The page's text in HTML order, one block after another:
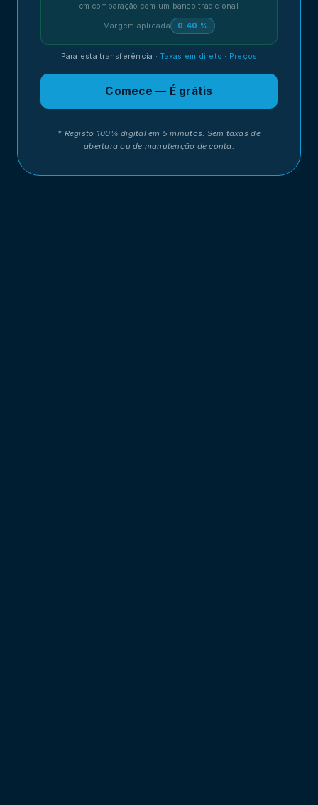
em comparação com um banco tradicional
Margem aplicada 0.40 %
Para esta transferência ·Taxas em direto · Preços
Comece — É grátis
* Registo 100% digital em 5 minutos. Sem taxas de
abertura ou de manutenção de conta.